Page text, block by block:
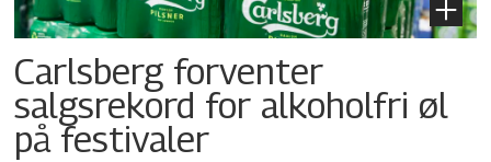
Carlsberg forventer
salgsrekord for alkoholfri øl
på festivaler